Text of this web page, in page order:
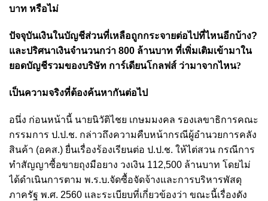
บาท หรือไม่
ปัจจุบันเงินในบัญชีส่วนที่เหลือถูกกระจายต่อไปที่ไหนอีกบ้าง?
และปริศนาเงินจำนวนกว่า 800 ล้านบาท ที่เพิ่มเติมเข้ามาใน
ยอดบัญชีรวมของบริษัท การ์เดียนโกลฟส์ ว่ามาจากไหน?
เป็นความจริงที่ต้องค้นหากันต่อไป
อนึ่ง ก่อนหน้านี้ นายนิวัติไชย เกษมมงคล รองเลขาธิการคณะ
กรรมการ ป.ป.ช. กล่าวถึงความคืบหน้ากรณีผู้อำนวยการคลัง
สินค้า (อคส.) ยื่นเรื่องร้องเรียนต่อ ป.ป.ช. ให้ไต่สวน กรณีการ
ทำสัญญาซื้อขายถุงมือยาง วงเงิน 112,500 ล้านบาท โดยไม่
ได้ดำเนินการตาม พ.ร.บ.จัดซื้อจัดจ้างและการบริหารพัสดุ
ภาครัฐ พ.ศ. 2560 และระเบียบที่เกี่ยวข้องว่า ขณะนี้เรื่องดัง